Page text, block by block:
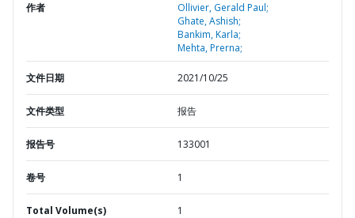
作者
Ollivier, Gerald Paul;
Ghate, Ashish;
Bankim, Karla;
Mehta, Prerna;
文件日期 2021/10/25
文件类型 报告
报告号 133001
卷号 1
Total Volume(s) 1